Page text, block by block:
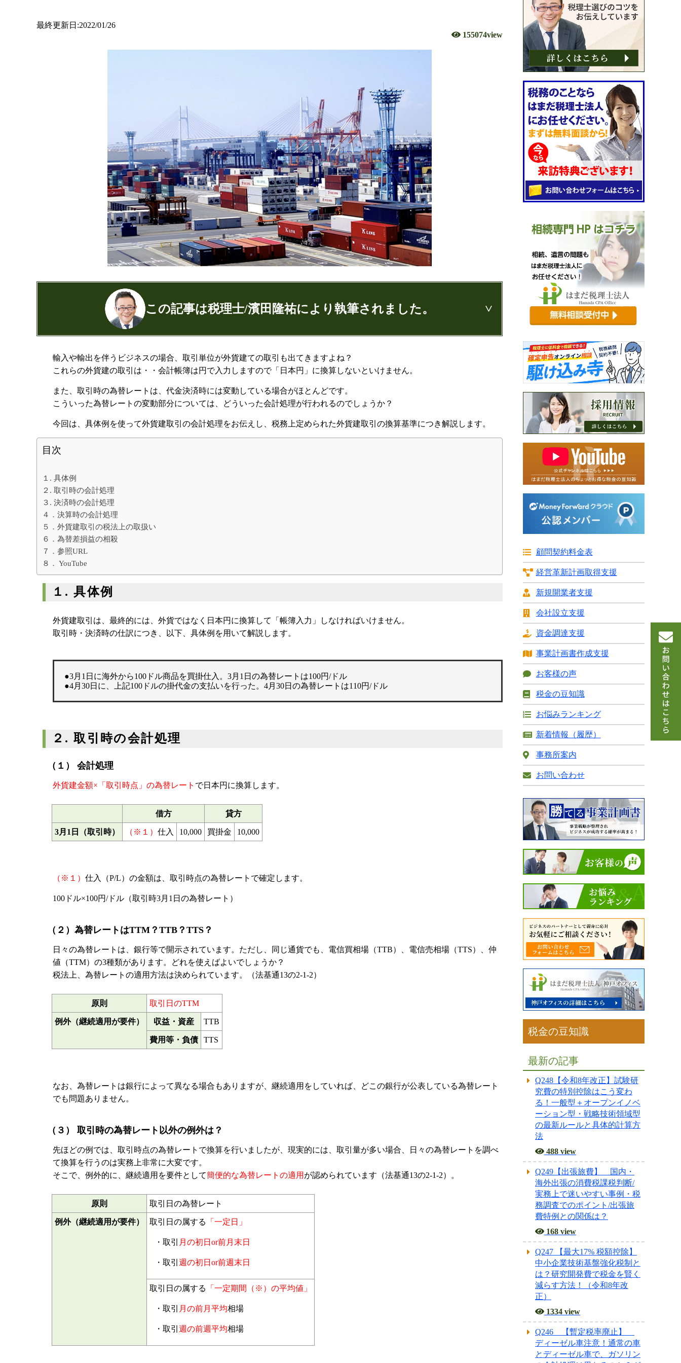
最終更新日:2022/01/26
155074view
この記事は税理士/濱田隆祐により執筆されました。
はまだ税理士法人
の代表税理士
日本公認会計士協会 兵庫会：登録番号17074
兵庫県行政書士会：登録番号19300373
あずさ監査法人出身
クレアビズコンサルティング株式会社：代表取締役
輸入や輸出を伴うビジネスの場合、取引単位が外貨建ての取引も出てきますよね？
これらの外貨建の取引は・・会計帳簿は円で入力しますので「日本円」に換算しないといけません。
また、取引時の為替レートは、代金決済時には変動している場合がほとんどです。
こういった為替レートの変動部分については、どういった会計処理が行われるのでしょうか？
今回は、具体例を使って外貨建取引の会計処理をお伝えし、税務上定められた外貨建取引の換算基準につき解説します。
目次
１. 具体例
２. 取引時の会計処理
３. 決済時の会計処理
４．決算時の会計処理
５．外貨建取引の税法上の取扱い
６．為替差損益の相殺
７．参照URL
８． YouTube
１. 具体例
外貨建取引は、最終的には、外貨ではなく日本円に換算して「帳簿入力」しなければいけません。
取引時・決済時の仕訳につき、以下、具体例を用いて解説します。
●3月1日に海外から100ドル商品を買掛仕入。3月1日の為替レートは100円/ドル
●4月30日に、上記100ドルの掛代金の支払いを行った。4月30日の為替レートは110円/ドル
２. 取引時の会計処理
（１） 会計処理
外貨建金額×「取引時点」の為替レート で日本円に換算します。
借方 貸方
3月1日（取引時） （※１） 仕入 10,000 買掛金 10,000
（※１） 仕入（P/L）の金額は、取引時点の為替レートで確定します。
100ドル×100円/ドル（取引時3月1日の為替レート）
（２）為替レートはTTM？TTB？TTS？
日々の為替レートは、銀行等で開示されています。ただし、同じ通貨でも、電信買相場（TTB）、電信売相場（TTS）、仲
値（TTM）の3種類があります。どれを使えばよいでしょうか？
税法上、為替レートの適用方法は決められています。（法基通13の2-1-2）
原則 取引日のTTM
例外（継続適用が要件） 収益・資産 TTB
費用等・負債 TTS
なお、為替レートは銀行によって異なる場合もありますが、継続適用をしていれば、どこの銀行が公表している為替レート
でも問題ありません。
（３） 取引時の為替レート以外の例外は？
先ほどの例では、取引時点の為替レートで換算を行いましたが、現実的には、取引量が多い場合、日々の為替レートを調べ
て換算を行うのは実務上非常に大変です。
そこで、例外的に、継続適用を要件として簡便的な為替レートの適用 が認められています（法基通13の2-1-2）。
原則 取引日の為替レート
例外（継続適用が要件） 取引日の属する 「一定日」
・取引 月の初日or前月末日
・取引 週の初日or前週末日
取引日の属する 「一定期間（※）の平均値」
・取引 月の前月平均相場
・取引 週の前週平均相場
顧問契約料金表
経営革新計画取得支援
新規開業者支援
会社設立支援
資金調達支援
事業計画書作成支援
お客様の声
税金の豆知識
お悩みランキング
新着情報（履歴）
事務所案内
お問い合わせ
税金の豆知識
最新の記事
Q248【令和8年改正】試験研
究費の特別控除はこう変わ
る！一般型＋オープンイノベ
ーション型・戦略技術領域型
の最新ルールと具体的計算方
法
488 view
Q249【出張旅費】 国内・
海外出張の消費税課税判断/
実務上で迷いやすい事例・税
務調査でのポイント/出張旅
費特例との関係は？
168 view
Q247 【最大17% 税額控除】
中小企業技術基盤強化税制と
は？研究開発費で税金を賢く
減らす方法！（令和8年改
正）
1334 view
Q246 【暫定税率廃止】
ディーゼル車注意！通常の車
とディーゼル車で、ガソリン